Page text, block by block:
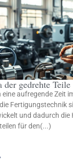
der gedrehte
eine aufregende Zeit
Fertigungstechnik
und dadurch die
für den(...)